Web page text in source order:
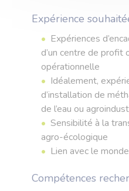
Expérience
Expériences
d’un centre de profit
opérationnelle
Idéalement,
d’installation de
de l’eau ou
Sensibilité à la
agro-écologique
Lien avec le
Compétences